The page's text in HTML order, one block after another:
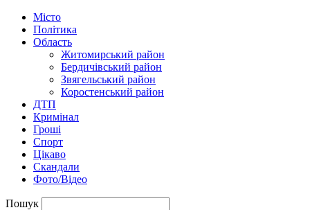
Місто
Політика
Область
Житомирський район
Бердичівський район
Звягельський район
Коростенський район
ДТП
Кримінал
Гроші
Спорт
Цікаво
Скандали
Фото/Відео
Пошук